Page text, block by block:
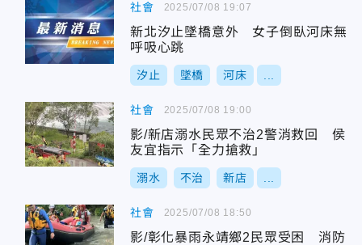
社會
新北汐止墜橋意外 女子倒臥河床無
呼吸心跳
汐止 墜橋 河床
2025/07/08 19:07
社會
影/新店溺水民眾不治2警消救回 侯
友宜指示「全力搶救」
溺水 不治 新店
2025/07/08 19:00
社會
影/彰化暴雨永靖鄉2民眾受困 消防
2025/07/08 18:50